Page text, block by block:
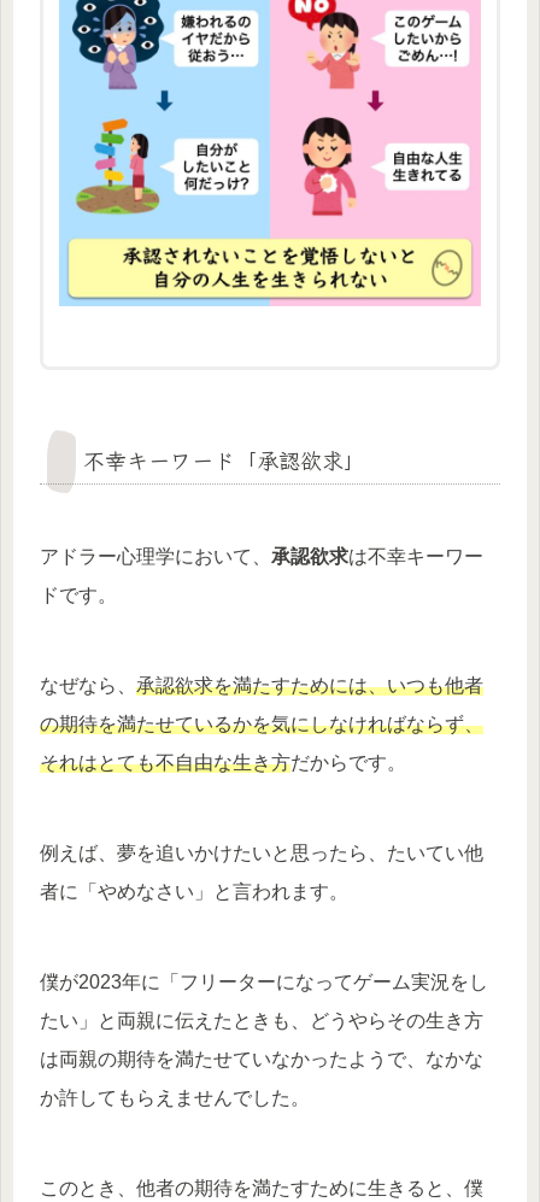
不幸キーワード「承認欲求」
アドラー心理学において、 承認欲求は不幸キーワー
ドです。
なぜなら、 承認欲求を満たすためには、いつも他者
の期待を満たせているかを気にしなければならず、
それはとても不自由な生き方だからです。
例えば、夢を追いかけたいと思ったら、たいてい他
者に「やめなさい」と言われます。
僕が2023年に「フリーターになってゲーム実況をし
たい」と両親に伝えたときも、どうやらその生き方
は両親の期待を満たせていなかったようで、なかな
か許してもらえませんでした。
このとき、他者の期待を満たすために生きると、僕